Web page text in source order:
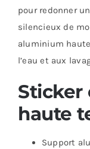
pour redonner
silencieux de
aluminium
l’eau et aux
Sticker
haute
Support